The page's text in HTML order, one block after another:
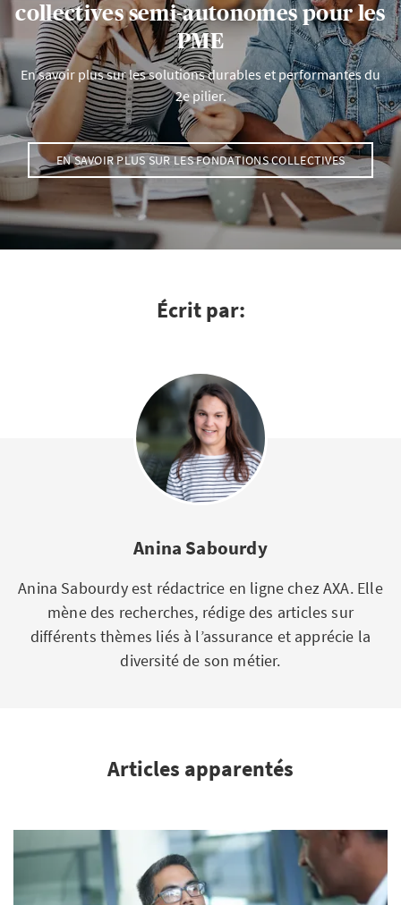
collectives semi-autonomes pour les
PME
En savoir plus sur les solutions durables et performantes du
2e pilier.
EN SAVOIR PLUS SUR LES FONDATIONS COLLECTIVES
Écrit par:
Anina Sabourdy
Anina Sabourdy est rédactrice en ligne chez AXA. Elle
mène des recherches, rédige des articles sur
différents thèmes liés à l’assurance et apprécie la
diversité de son métier.
Articles apparentés